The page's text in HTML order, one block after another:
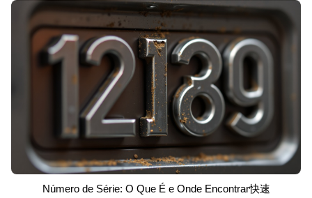
Número de Série: O Que É e Onde Encontrar快速